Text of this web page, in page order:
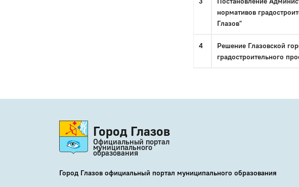
нормативов
Глазов"
4
Решение Глазовской
градостроительного
Город Глазов
Официальный портал
муниципального
образования
Город Глазов официальный портал муниципального образования